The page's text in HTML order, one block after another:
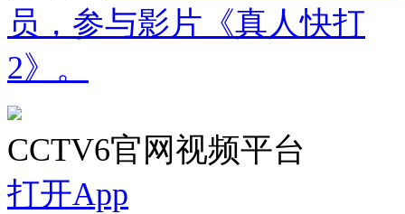
员，参与影片《真人快打
2》。
CCTV6官网视频平台
打开App